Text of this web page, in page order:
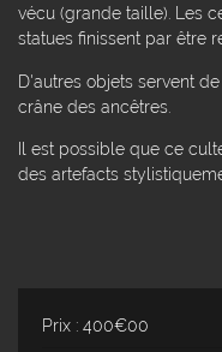
vécu (grande taille). Les
statues finissent par être
D'autres objets servent
crâne des ancêtres.
Il est possible que ce
des artefacts
Prix : 400€00